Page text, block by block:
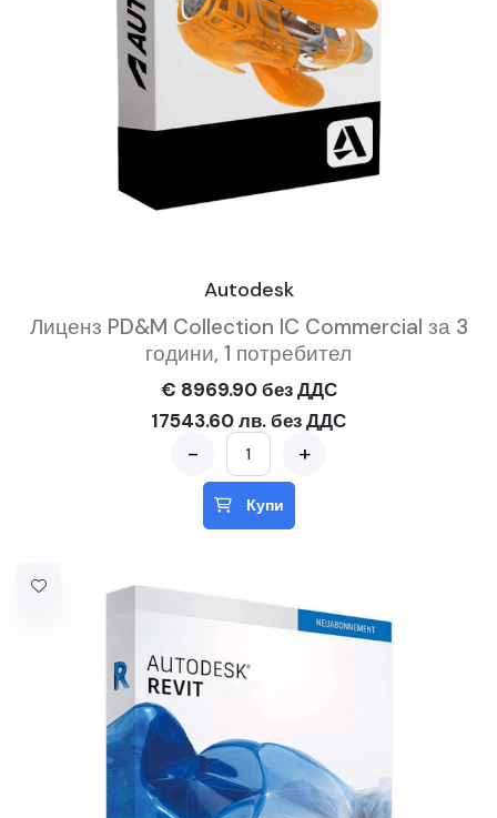
Autodesk
Лиценз PD&M Collection IC Commercial за 3
години, 1 потребител
€ 8969.90 без ДДС
17543.60 лв. без ДДС
- +
Купи